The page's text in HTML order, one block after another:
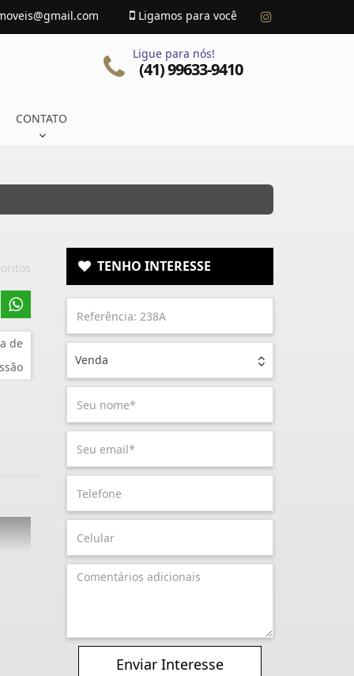
Ligamos para você
CONTATO
Ligue para nós!
(41) 99633-9410
de
TENHO INTERESSE
Venda
Enviar Interesse